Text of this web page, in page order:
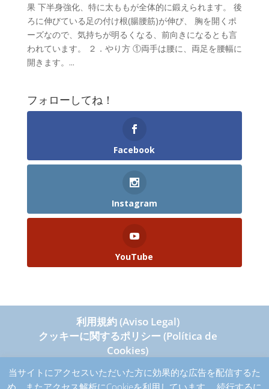
果 下半身強化、特に太ももが全体的に鍛えられます。 後
ろに伸びている足の付け根(腸腰筋)が伸び、 胸を開くポ
ーズなので、気持ちが明るくなる、前向きになるとも言
われています。 ２．やり方 ①両手は腰に、両足を腰幅に
開きます。...
フォローしてね！
Facebook
Instagram
YouTube
利用規約 (Aviso Legal)
クッキーに関するポリシー (Política de
Cookies)
個人情報保護方針 (Política de Privacidad)
当サイトにアクセスいただいた方に効果的な広告を配信するた
め、またアクセス解析にCookieを利用しています。 続行するに